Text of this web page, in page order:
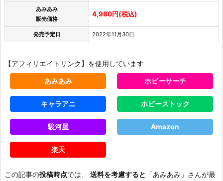
あみあみ
販売価格
4,980円(税込)
発売予定日 2022年11月30日
【アフィリエイトリンク】を使用しています
あみあみ ホビーサーチ
キャラアニ ホビーストック
駿河屋 Amazon
楽天
この記事の投稿時点では、 送料を考慮すると 「あみあみ」さんが最